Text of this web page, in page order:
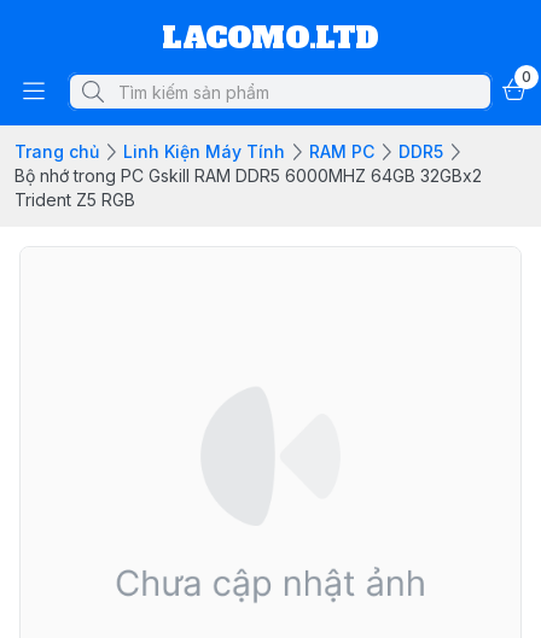
LACOMO.LTD
0
Trang chủ Linh Kiện Máy Tính RAM PC
DDR5
Bộ nhớ trong PC Gskill RAM DDR5 6000MHZ 64GB 32GBx2
Trident Z5 RGB